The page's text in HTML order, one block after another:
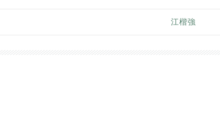
江楷強